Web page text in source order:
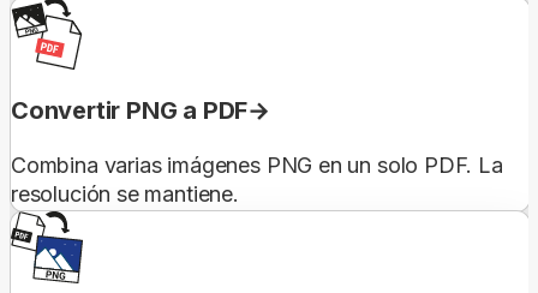
Convertir PNG a PDF
Combina varias imágenes PNG en un solo PDF. La
resolución se mantiene.